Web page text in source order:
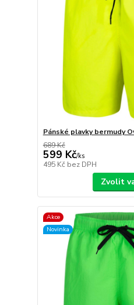
Pánské plavky bermudy
689 Kč
599 Kč/ks
495 Kč bez DPH
Zvolit
Akce
Novinka